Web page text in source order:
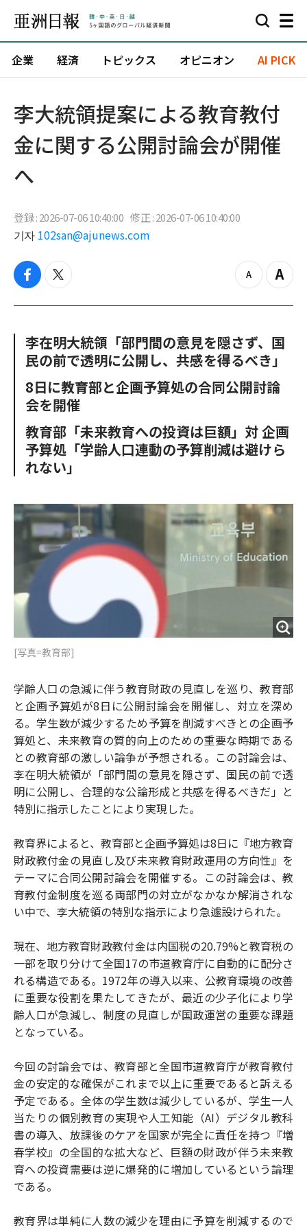
企業 経済 トピックス オピニオン AI PICK
李大統領提案による教育教付
金に関する公開討論会が開催
へ
登録 : 2026-07-06 10:40:00 修正 : 2026-07-06 10:40:00
기자 102san@ajunews.com
f
c
o
o
k
t
i
e
r
z
o
u
t
Z
o
n
李在明大統領「部門間の意見を隠さず、国
民の前で透明に公開し、共感を得るべき」
8日に教育部と企画予算処の合同公開討論
会を開催
教育部「未来教育への投資は巨額」対 企画
予算処「学齢人口連動の予算削減は避けら
れない」
[写真=教育部]
学齢人口の急減に伴う教育財政の見直しを巡り、教育部
と企画予算処が8日に公開討論会を開催し、対立を深め
る。学生数が減少するため予算を削減すべきとの企画予
算処と、未来教育の質的向上のための重要な時期である
との教育部の激しい論争が予想される。この討論会は、
李在明大統領が「部門間の意見を隠さず、国民の前で透
明に公開し、合理的な公論形成と共感を得るべきだ」と
特別に指示したことにより実現した。
教育界によると、教育部と企画予算処は8日に『地方教育
財政教付金の見直し及び未来教育財政運用の方向性』を
テーマに合同公開討論会を開催する。この討論会は、教
育教付金制度を巡る両部門の対立がなかなか解消されな
い中で、李大統領の特別な指示により急遽設けられた。
現在、地方教育財政教付金は内国税の20.79%と教育税の
一部を取り分けて全国17の市道教育庁に自動的に配分さ
れる構造である。1972年の導入以来、公教育環境の改善
に重要な役割を果たしてきたが、最近の少子化により学
齢人口が急減し、制度の見直しが国政運営の重要な課題
となっている。
今回の討論会では、教育部と全国市道教育庁が教育教付
金の安定的な確保がこれまで以上に重要であると訴える
予定である。全体の学生数は減少しているが、学生一人
当たりの個別教育の実現や人工知能（AI）デジタル教科
書の導入、放課後のケアを国家が完全に責任を持つ『増
春学校』の全国的な拡大など、巨額の財政が伴う未来教
育への投資需要は逆に爆発的に増加しているという論理
である。
教育界は単純に人数の減少を理由に予算を削減するので